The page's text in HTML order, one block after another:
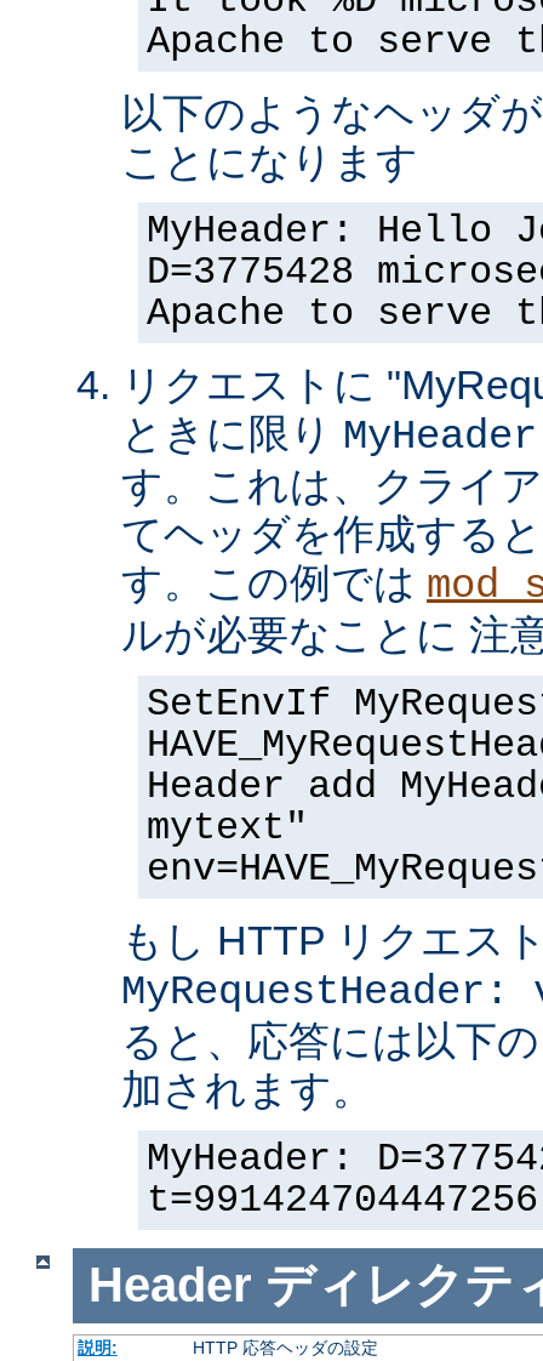
Apache to serve
以下のようなヘッダ
ことになります
MyHeader: Hello
D=3775428
Apache to serve
リクエストに
ときに限り MyHeader
す。これは、クライ
てヘッダを作成する
す。この例では
ルが必要なことに 注
SetEnvIf
Header add
mytext"
もし HTTP リクエス
MyRequestHeader:
ると、応答には以下
加されます。
MyHeader:
Header ディレクテ
説明:
HTTP 応答ヘッダの設定